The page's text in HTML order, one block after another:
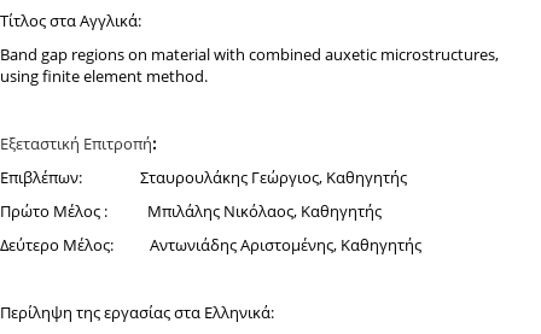
Τίτλος στα Αγγλικά:
Band gap regions on material with combined auxetic microstructures,
using finite element method.
Εξεταστική Επιτροπή:
Επιβλέπων: Σταυρουλάκης Γεώργιος, Καθηγητής
Πρώτο Μέλος : Μπιλάλης Νικόλαος, Καθηγητής
Δεύτερο Μέλος: Αντωνιάδης Αριστομένης, Καθηγητής
Περίληψη της εργασίας στα Ελληνικά: